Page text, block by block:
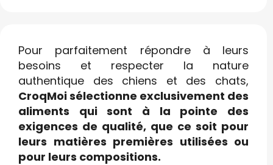
Pour parfaitement répondre à leurs
besoins et respecter la nature
authentique des chiens et des chats,
CroqMoi sélectionne exclusivement des
aliments qui sont à la pointe des
exigences de qualité, que ce soit pour
leurs matières premières utilisées ou
pour leurs compositions.